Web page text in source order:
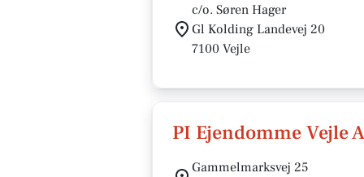
c/o. Søren Hager
Gl Kolding Landevej 20
7100 Vejle
PI Ejendomme Vejle
Gammelmarksvej 25